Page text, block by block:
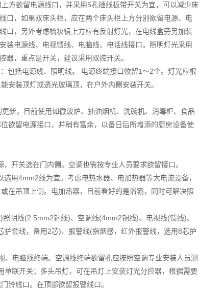
方欲留电源线口，并采用5孔插线板带开关为宜，可以减少床
口，如果双床头柜，应在两个床头柜上方分别欲留电源、电
口，另外考虑梳妆镜上方应有反射灯光，在电线盒旁另加装
装电源线、电视馈线、电脑线、电话线接口。照明灯光采用
器，重点是开关，建议采用双控开关。
包括电源线、照明线。 电源终端接口欲留1～2个。灯光应根
安装顶灯或透光玻璃顶，在户外内侧安装开关。
新，目前使用如微波炉、抽油烟机、洗碗机、消毒柜、食品
欲留电源接口，并稍有富余，以备日后所增添的厨房设备使
开关选在门内侧。空调也需按专业人员要求欲留接口。
用4mm2线为宜。考虑电热水器、电加热器等大电流设备，
在吊顶上侧。电加热器，目前看好的是浴霸，同时可解决照
明线(2.5mm2铜线)、空调线(4mm2铜线)、电视线(馈线)、
套线，备用2芯)、报警线(指烟感，红外报警线，选用8芯护
电脑线终端。空调线终端欲留孔应按照空调专业安装人员测
联开关；多头吊灯，可在吊灯上安装灯光分控器，根据需要
铃线口。在顶部欲留报警线口。